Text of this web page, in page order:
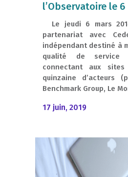
l’Observatoire le
Le jeudi 6 mars
partenariat avec
indépendant destiné à
qualité de service
connectant aux
quinzaine d’acteurs
Benchmark Group, Le
17 juin, 2019